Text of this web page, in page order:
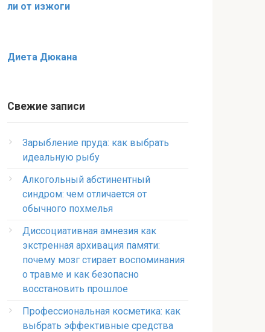
ли от изжоги
Диета Дюкана
Свежие записи
Зарыбление пруда: как выбрать
идеальную рыбу
Алкогольный абстинентный
синдром: чем отличается от
обычного похмелья
Диссоциативная амнезия как
экстренная архивация памяти:
почему мозг стирает воспоминания
о травме и как безопасно
восстановить прошлое
Профессиональная косметика: как
выбрать эффективные средства